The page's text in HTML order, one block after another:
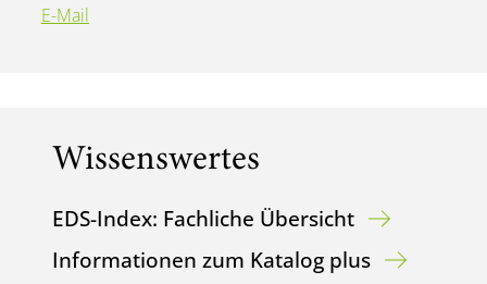
E-Mail
Wissenswertes
EDS-Index: Fachliche Übersicht
Informationen zum Katalog plus